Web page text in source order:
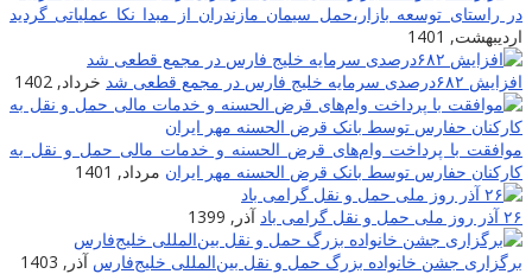
در راستای توسعه بازار،حمل سیمان مازندران از مبدا نکا عملیاتی گردید
اردیبهشت, 1401
افزایش ۶۸۲درصدی سرمایه خلیج فارس در مجمع قطعی شد
خرداد, 1402
موافقت با پرداخت وام‌های قرض الحسنه و خدمات مالی حمل و نقل به
کارکنان حفارس توسط بانک قرض الحسنه مهر ایران مرداد, 1401
۲۶ آذر روز ملی حمل و نقل گرامی باد
آذر, 1399
برگزاری جشن خانواده بزرگ حمل و نقل بین‌المللی خلیج‌فارس آذر, 1403